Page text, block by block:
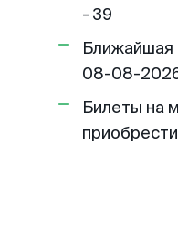
- 39
Ближайшая
08-08-
Билеты на